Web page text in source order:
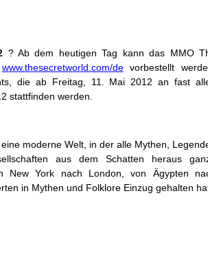
? Ab dem heutigen Tag kann das MMO
www.thesecretworld.com/devorbestellt
die ab Freitag, 11. Mai 2012 an fast
stattfinden werden.
moderne Welt, in der alle Mythen,
aus dem Schatten heraus
New York nach London, von Ägypten
in Mythen und Folklore Einzug gehalten